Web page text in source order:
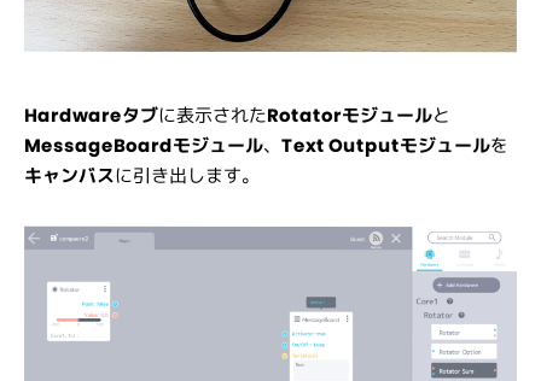
Hardwareタブに表示されたRotatorモジュールと
MessageBoardモジュール、Text Outputモジュールを
キャンバスに引き出します。